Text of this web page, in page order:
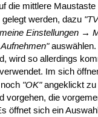
die mittlere Maustaste
gelegt werden, dazu
Einstellungen →
auswählen.
wird so allerdings
Im sich
"OK"angeklickt zu
vorgehen, die
öffnet sich ein